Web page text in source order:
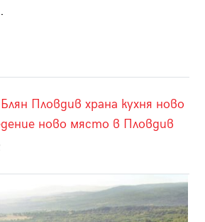
Пловдив храна кухня ново
ново място в Пловдив